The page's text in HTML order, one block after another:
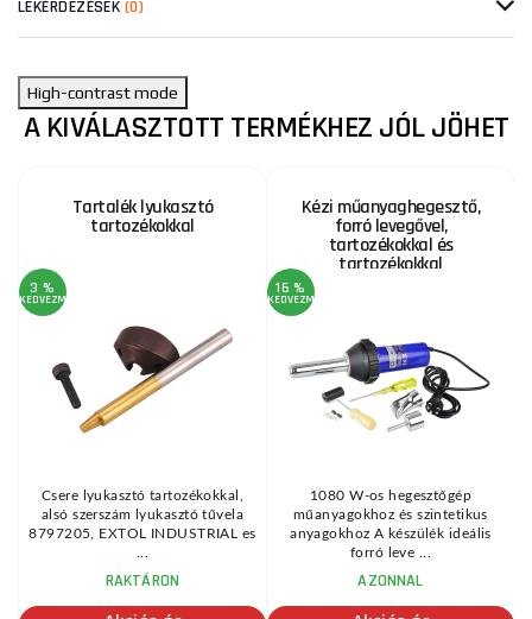
LEKÉRDEZÉSEK (0)
High-contrast mode
A KIVÁLASZTOTT TERMÉKHEZ JÓL JÖHET
Tartalék lyukasztó
tartozékokkal
3 %
KEDVEZMÉNY
Csere lyukasztó tartozékokkal,
alsó szerszám lyukasztó tűvela
8797205, EXTOL INDUSTRIAL es
RAKTÁRON
Kézi műanyaghegesztő,
forró levegővel,
tartozékokkal és
tartozékokkal
16 %
KEDVEZMÉNY
1080 W-os hegesztőgép
műanyagokhoz és szintetikus
anyagokhoz A készülék ideális
forró leve ...
AZONNAL